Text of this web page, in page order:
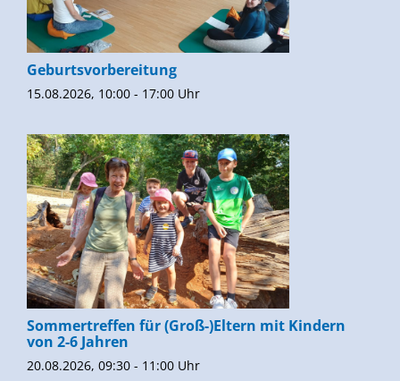
Geburtsvorbereitung
15.08.2026, 10:00 - 17:00 Uhr
Sommertreffen für (Groß-)Eltern mit Kindern
von 2-6 Jahren
20.08.2026, 09:30 - 11:00 Uhr